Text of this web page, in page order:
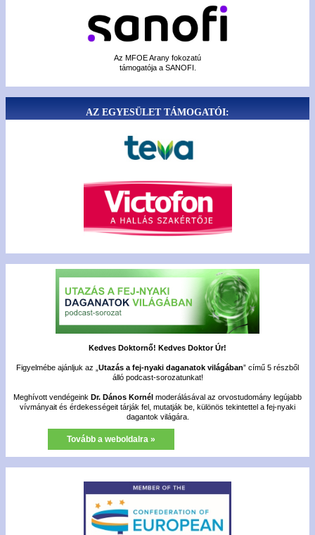
Az MFOE Arany fokozatú
támogatója a SANOFI.
AZ EGYESÜLET TÁMOGATÓI:
Kedves Doktornő! Kedves Doktor Úr!
Figyelmébe ajánljuk az „ Utazás a fej-nyaki daganatok világában” című 5 részből
álló podcast-sorozatunkat!
Meghívott vendégeink Dr. Dános Kornél moderálásával az orvostudomány legújabb
vívmányait és érdekességeit tárják fel, mutatják be, különös tekintettel a fej-nyaki
dagantok világára.
Tovább a weboldalra »